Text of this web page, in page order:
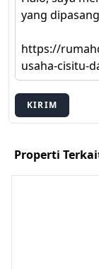
KIRIM
Properti